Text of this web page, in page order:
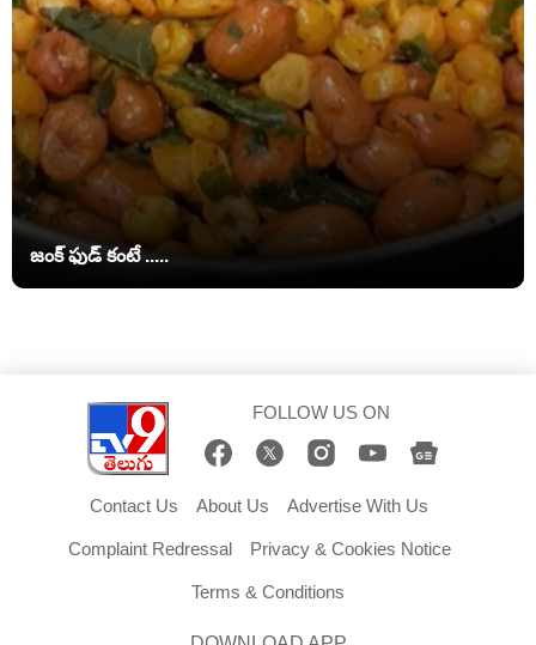
జంక్ ఫుడ్‌ కంటే .....
FOLLOW US ON
Contact Us About Us Advertise With Us
Complaint Redressal Privacy & Cookies Notice
Terms & Conditions